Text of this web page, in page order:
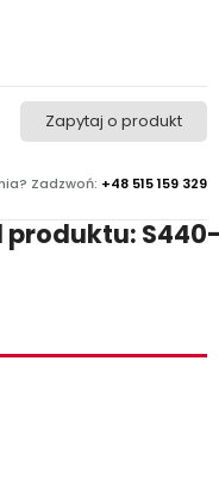
Zadzwoń: +48 515 159 329
Zapytaj o produkt
produktu: